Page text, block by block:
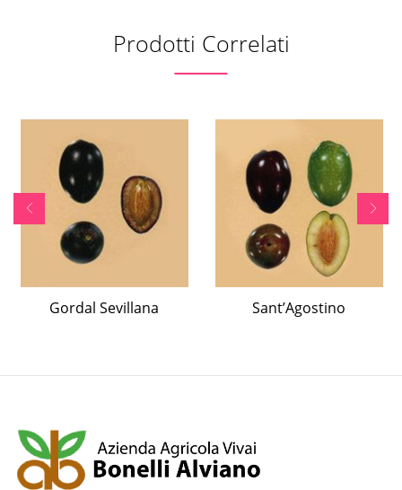
Prodotti Correlati
Gordal Sevillana Sant’Agostino